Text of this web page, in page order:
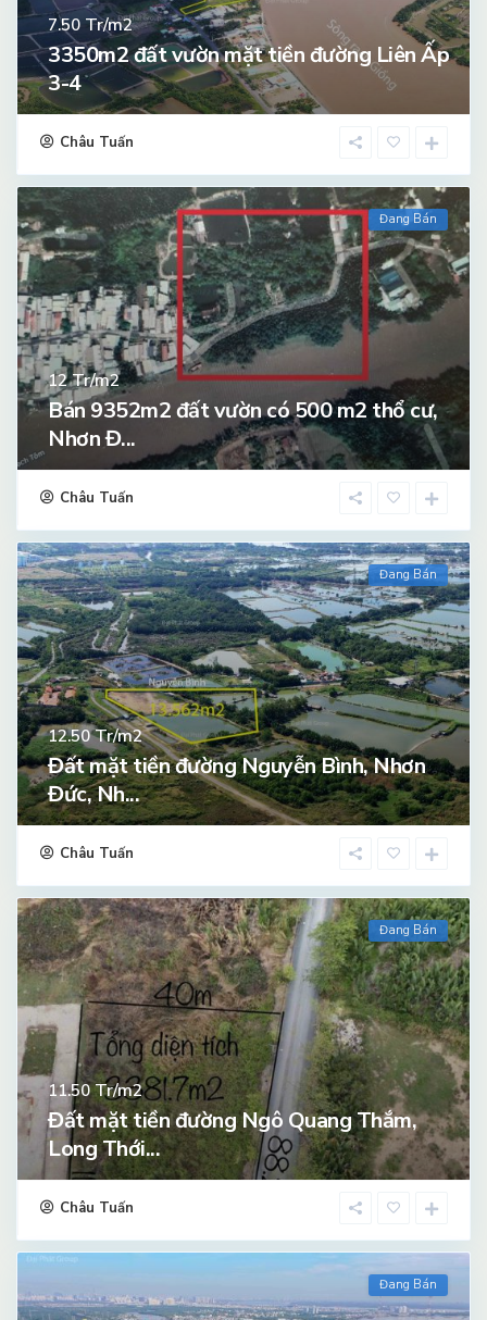
7.50Tr/m2
3350m2 đất vườn mặt tiền đường Liên Ấp
3-4
Châu Tuấn
Đang Bán
12Tr/m2
Bán 9352m2 đất vườn có 500 m2 thổ cư,
Nhơn Đ...
Châu Tuấn
Đang Bán
12.50Tr/m2
Đất mặt tiền đường Nguyễn Bình, Nhơn
Đức, Nh...
Châu Tuấn
Đang Bán
11.50Tr/m2
Đất mặt tiền đường Ngô Quang Thắm,
Long Thới...
Châu Tuấn
Đang Bán